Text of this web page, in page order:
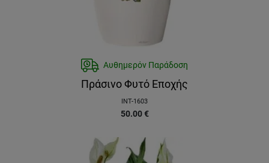
Αυθημερόν Παράδοση
Πράσινο Φυτό Εποχής
INT-1603
50.00 €